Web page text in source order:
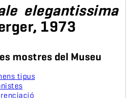
elegantissima
1973
mostres del Museu